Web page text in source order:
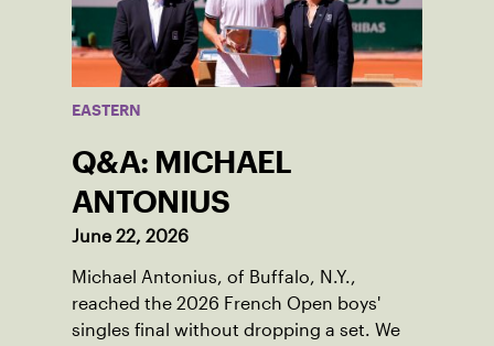
EASTERN
Q&A: MICHAEL
ANTONIUS
June 22, 2026
Michael Antonius, of Buffalo, N.Y.,
reached the 2026 French Open boys'
singles final without dropping a set. We